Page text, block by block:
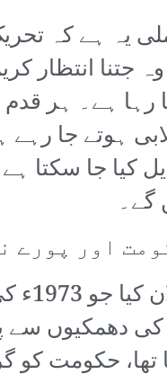
ہے کہ
جتنا انتظار
ہے۔ ہر قدم
ہوتے جا
کیا جا سکتا
گے۔
اور پورے
حالیہ
دھمکیوں سے
حکومت کو